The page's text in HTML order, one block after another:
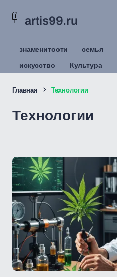
artis99.ru
знаменитости семья
искусство
Культура
Главная Технологии
Технологии